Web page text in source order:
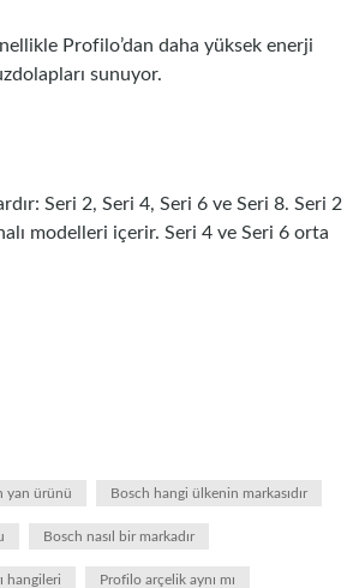
Profilo’dan daha yüksek enerji
sunuyor.
Seri 2, Seri 4, Seri 6 ve Seri 8. Seri 2
modelleri içerir. Seri 4 ve Seri 6 orta
yan ürünü Bosch hangi ülkenin markasıdır
Bosch nasıl bir markadır
hangileri Profilo arçelik aynı mı